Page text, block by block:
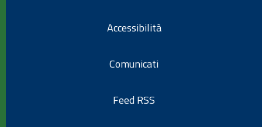
Accessibilità
Comunicati
Feed RSS